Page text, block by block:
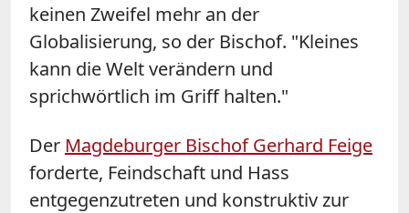
keinen Zweifel mehr an der
Globalisierung, so der Bischof. "Kleines
kann die Welt verändern und
sprichwörtlich im Griff halten."
Der Magdeburger Bischof Gerhard Feige
forderte, Feindschaft und Hass
entgegenzutreten und konstruktiv zur